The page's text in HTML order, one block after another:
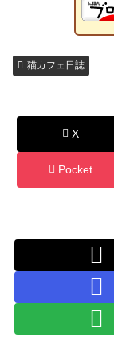
猫カフェ日誌
X
Pocket